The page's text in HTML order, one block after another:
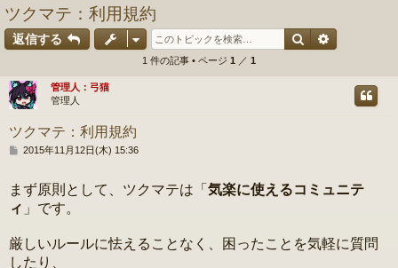
リ
ン
ク
ム
ツクマテ：利用規約
返信する 検索
1 件の記事 • ページ 1 ／ 1
管理人：弓猫
管理人
ツクマテ：利用規約
投
事
2015年11月12日(木) 15:36
まず原則として、ツクマテは「 気楽に使えるコミュニテ
ィ 」です。
厳しいルールに怯えることなく、困ったことを気軽に質問
したり、